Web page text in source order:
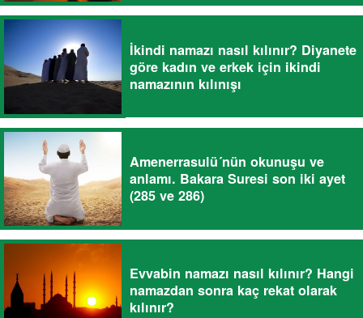
İkindi namazı nasıl kılınır? Diyanete
göre kadın ve erkek için ikindi
namazının kılınışı
Amenerrasulü´nün okunuşu ve
anlamı. Bakara Suresi son iki ayet
(285 ve 286)
Evvabin namazı nasıl kılınır? Hangi
namazdan sonra kaç rekat olarak
kılınır?